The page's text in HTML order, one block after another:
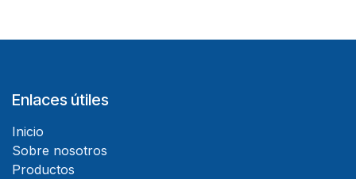
Enlaces útiles
Inicio
Sobre nosotros
Productos